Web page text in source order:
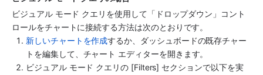
ビジュアル モード クエリを使用して「ドロップダウン」コント
ロールをチャートに接続する方法は次のとおりです。
新しいチャートを作成するか、ダッシュボードの既存チャー
トを編集して、チャート エディターを開きます。
ビジュアル モード クエリの [Filters] セクションで以下を実